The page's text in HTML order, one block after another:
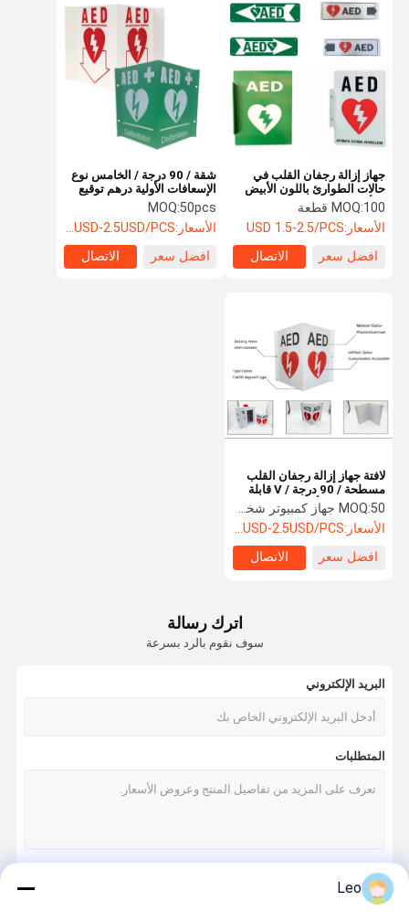
مراقبة الجودة اتصل بنا
قفص الكلاب
جهاز إزالة رجفان القلب في
حالات الطوارئ باللون الأبيض
والأخضر AED ، علامة مخصصة
لإعادة تشغيل القلب مزيل
الرجفان
MOQ:100 قطعة
الأسعار:USD 1.5-2.5/PCS
افضل سعر
الاتصال
شقة / 90 درجة / الخامس نوع
الإسعافات الأولية درهم توقيع
التخصيص مقبول
MOQ:50pcs
الأسعار:1.1USD-2.5USD/PCS
افضل سعر
الاتصال
لافتة جهاز إزالة رجفان القلب
مسطحة / 90 درجة / V قابلة
للطباعة لافتة أمان إسعافات
أولية من AED
MOQ:50 جهاز كمبيوتر شخصى
الأسعار:1.1USD-2.5USD/PCS
افضل سعر
الاتصال
اترك رسالة
سوف نقوم بالرد بسرعة
البريد الإلكتروني
المتطلبات
Leo